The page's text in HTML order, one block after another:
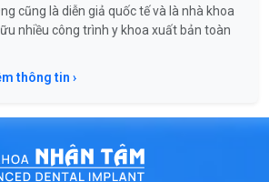
cũng là diễn giả quốc tế và là nhà khoa
nhiều công trình y khoa xuất bản toàn
thông tin ›